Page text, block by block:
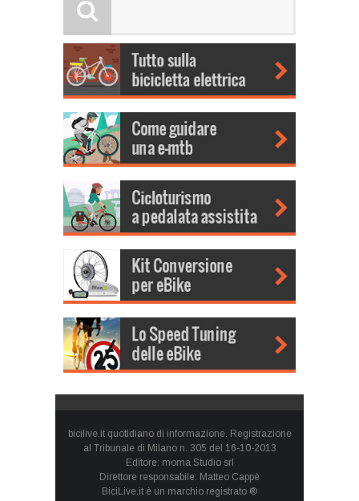
bicilive.it quotidiano di informazione. Registrazione
al Tribunale di Milano n. 305 del 16-10-2013
Editore: moma Studio srl
Direttore responsabile: Matteo Cappè
BiciLive.it è un marchio registrato ®